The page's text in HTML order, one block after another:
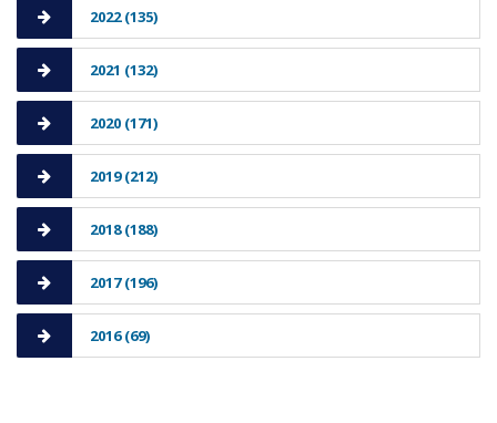
2022 (135)
2021 (132)
2020 (171)
2019 (212)
2018 (188)
2017 (196)
2016 (69)